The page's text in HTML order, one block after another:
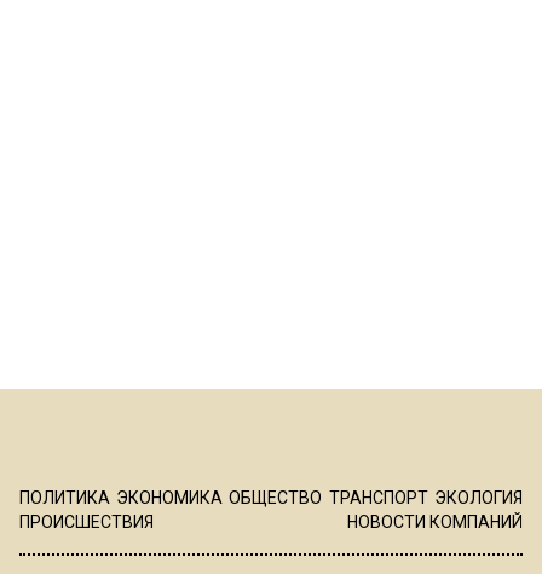
ПОЛИТИКА ЭКОНОМИКА ОБЩЕСТВО ТРАНСПОРТ ЭКОЛОГИЯ
ПРОИСШЕСТВИЯ
НОВОСТИ КОМПАНИЙ